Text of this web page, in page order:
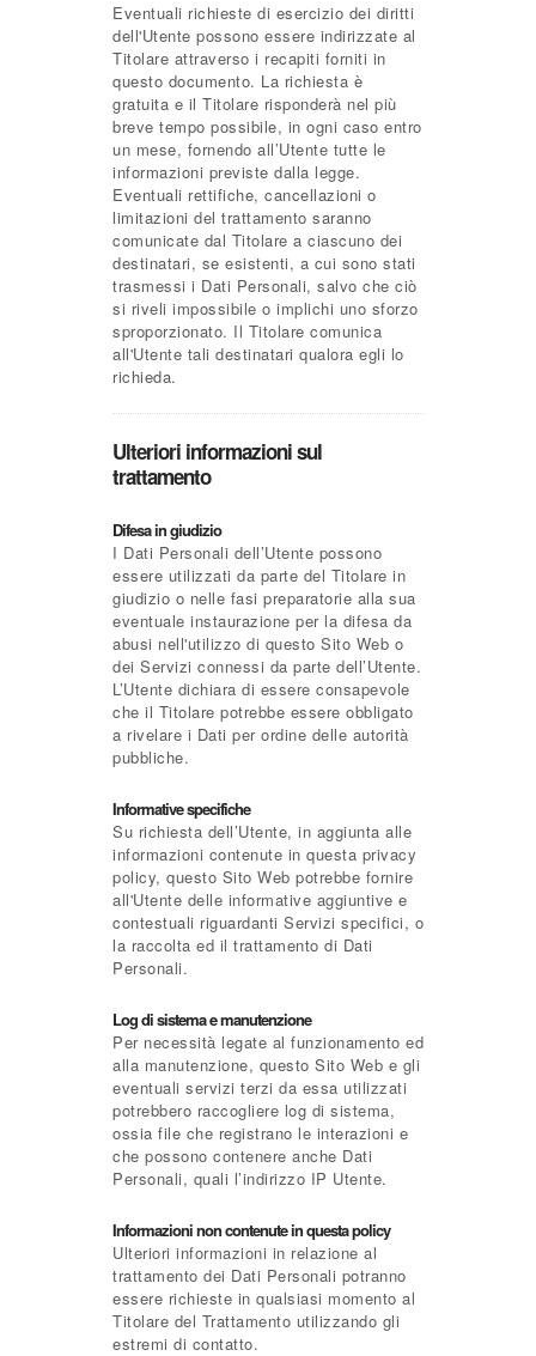
Eventuali richieste di esercizio dei diritti
dell'Utente possono essere indirizzate al
Titolare attraverso i recapiti forniti in
questo documento. La richiesta è
gratuita e il Titolare risponderà nel più
breve tempo possibile, in ogni caso entro
un mese, fornendo all’Utente tutte le
informazioni previste dalla legge.
Eventuali rettifiche, cancellazioni o
limitazioni del trattamento saranno
comunicate dal Titolare a ciascuno dei
destinatari, se esistenti, a cui sono stati
trasmessi i Dati Personali, salvo che ciò
si riveli impossibile o implichi uno sforzo
sproporzionato. Il Titolare comunica
all'Utente tali destinatari qualora egli lo
richieda.
Ulteriori informazioni sul
trattamento
Difesa in giudizio
I Dati Personali dell’Utente possono
essere utilizzati da parte del Titolare in
giudizio o nelle fasi preparatorie alla sua
eventuale instaurazione per la difesa da
abusi nell'utilizzo di questo Sito Web o
dei Servizi connessi da parte dell’Utente.
L’Utente dichiara di essere consapevole
che il Titolare potrebbe essere obbligato
a rivelare i Dati per ordine delle autorità
pubbliche.
Informative specifiche
Su richiesta dell’Utente, in aggiunta alle
informazioni contenute in questa privacy
policy, questo Sito Web potrebbe fornire
all'Utente delle informative aggiuntive e
contestuali riguardanti Servizi specifici, o
la raccolta ed il trattamento di Dati
Personali.
Log di sistema e manutenzione
Per necessità legate al funzionamento ed
alla manutenzione, questo Sito Web e gli
eventuali servizi terzi da essa utilizzati
potrebbero raccogliere log di sistema,
ossia file che registrano le interazioni e
che possono contenere anche Dati
Personali, quali l’indirizzo IP Utente.
Informazioni non contenute in questa policy
Ulteriori informazioni in relazione al
trattamento dei Dati Personali potranno
essere richieste in qualsiasi momento al
Titolare del Trattamento utilizzando gli
estremi di contatto.